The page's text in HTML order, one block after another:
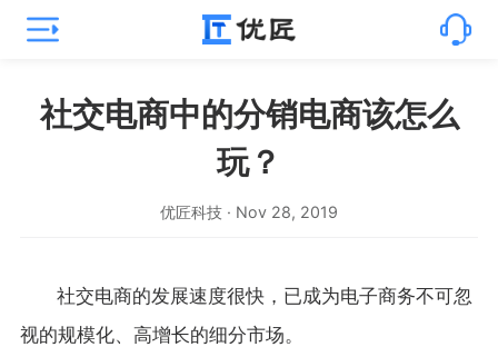
社交电商中的分销电商该怎么
玩？
优匠科技 · Nov 28, 2019
社交电商的发展速度很快，已成为电子商务不可忽
视的规模化、高增长的细分市场。